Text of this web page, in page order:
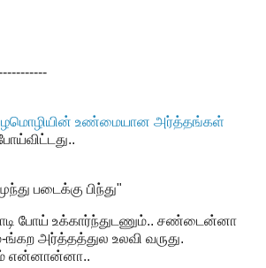
உண்மையான அர்த்தங்கள்
படைக்கு பிந்து"
போய் உக்கார்ந்துடணும்.. சண்டைன்னா
ங்கற அர்த்தத்துல உலவி வருது.
என்னான்னா..